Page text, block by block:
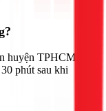
huyện TPHCM,
phút sau khi